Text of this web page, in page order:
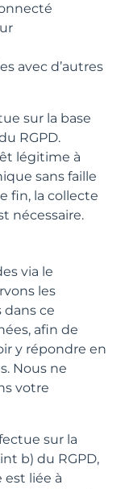
avec d’autres
sur la base
RGPD.
légitime à
sans faille
fin, la collecte
nécessaire.
via le
les
dans ce
afin de
y répondre en
Nous ne
votre
sur la
b) du RGPD,
liée à